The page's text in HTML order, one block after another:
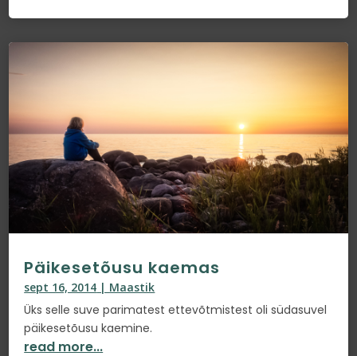
Päikesetõusu kaemas
sept 16, 2014 | Maastik
Üks selle suve parimatest ettevõtmistest oli südasuvel
päikesetõusu kaemine.
read more...